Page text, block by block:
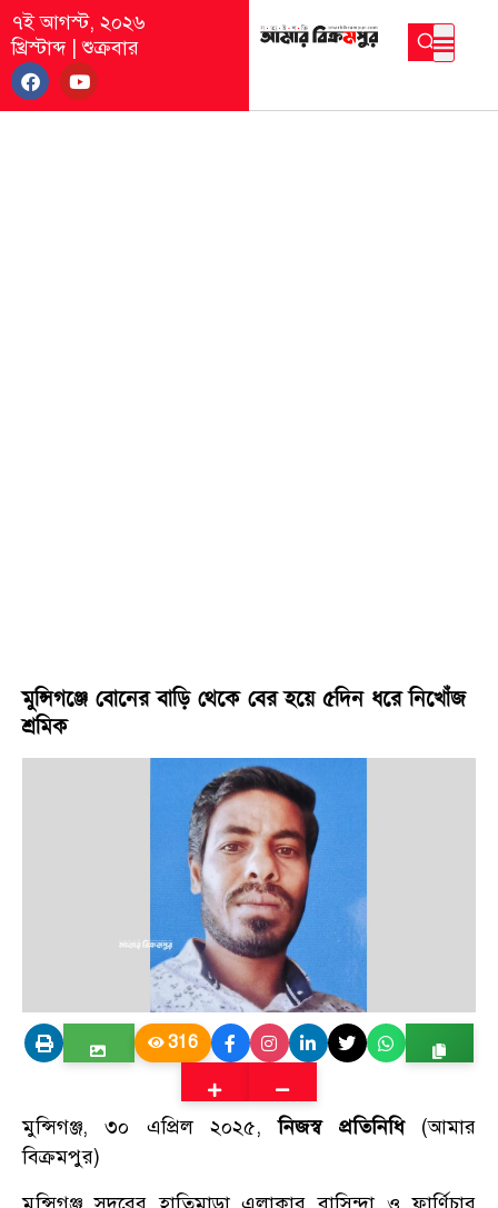
৭ই আগস্ট, ২০২৬
খ্রিস্টাব্দ|শুক্রবার
মুন্সিগঞ্জে বোনের বাড়ি থেকে বের হয়ে ৫দিন ধরে নিখোঁজ
শ্রমিক
316
মুন্সিগঞ্জ, ৩০ এপ্রিল ২০২৫,নিজস্ব প্রতিনিধি (আমার
বিক্রমপুর)